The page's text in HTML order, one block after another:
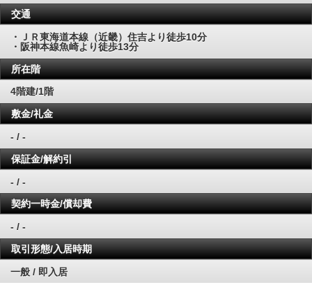
交通
・ＪＲ東海道本線（近畿）住吉より徒歩10分
・阪神本線魚崎より徒歩13分
所在階
4階建/1階
敷金/礼金
- / -
保証金/解約引
- / -
契約一時金/償却費
- / -
取引形態/入居時期
一般 / 即入居